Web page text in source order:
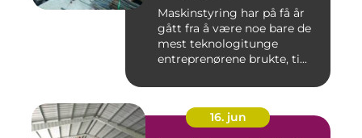
Maskinstyring har på få år
gått fra å være noe bare de
mest teknologitunge
entreprenørene brukte, ti...
16. jun